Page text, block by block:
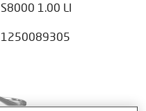
S8000 1.00 LI
1250089305